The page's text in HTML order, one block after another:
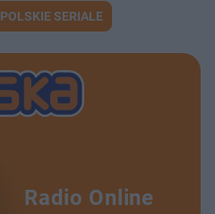
POLSKIE SERIALE
Radio Online